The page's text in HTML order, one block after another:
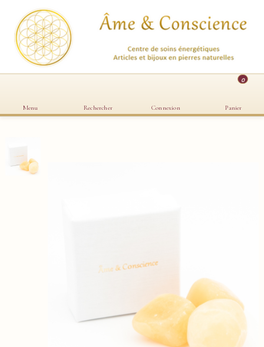
Menu Rechercher Connexion
0
Panier